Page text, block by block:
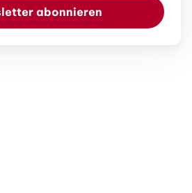
abonnieren